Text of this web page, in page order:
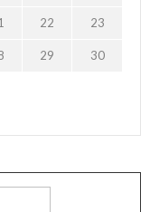
22 23
29 30